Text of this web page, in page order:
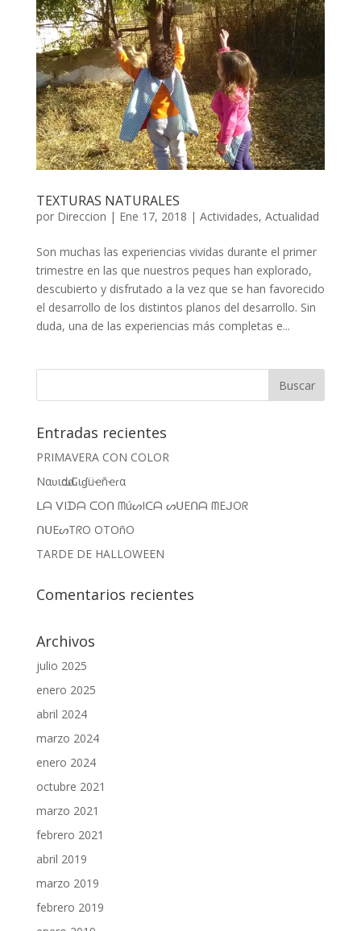
TEXTURAS NATURALES
por Direccion | Ene 17, 2018 | Actividades, Actualidad
Son muchas las experiencias vividas durante el primer
trimestre en las que nuestros peques han explorado,
descubierto y disfrutado a la vez que se han favorecido
el desarrollo de los distintos planos del desarrollo. Sin
duda, una de las experiencias más completas e...
Entradas recientes
PRIMAVERA CON COLOR
Nαʋιԃαԃ Cιɠüҽñҽɾα
ᒪᗩ ᐯIᗪᗩ ᑕOᑎ ᗰúᔕIᑕᗩ ᔕᑌEᑎᗩ ᗰEᒍOᖇ
ᑎᑌEᔕTᖇO OTOñO
TARDE DE HALLOWEEN
Comentarios recientes
Archivos
julio 2025
enero 2025
abril 2024
marzo 2024
enero 2024
octubre 2021
marzo 2021
febrero 2021
abril 2019
marzo 2019
febrero 2019